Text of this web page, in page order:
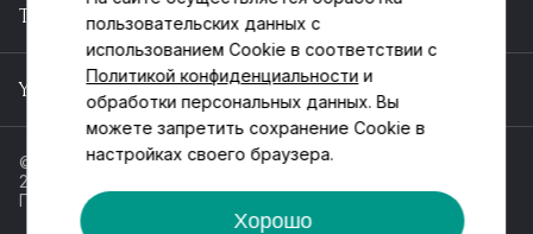
TELEGRAM
YOUTUBE
© ООО «Пойнт эстейт», ИНН 55546464612,
2013-2025
Политика обработки персональных данных
пользовательских данных с
использованием Cookie в соответствии с
Политикой конфиденциальности и
обработки персональных данных. Вы
можете запретить сохранение Cookie в
настройках своего браузера.
Хорошо